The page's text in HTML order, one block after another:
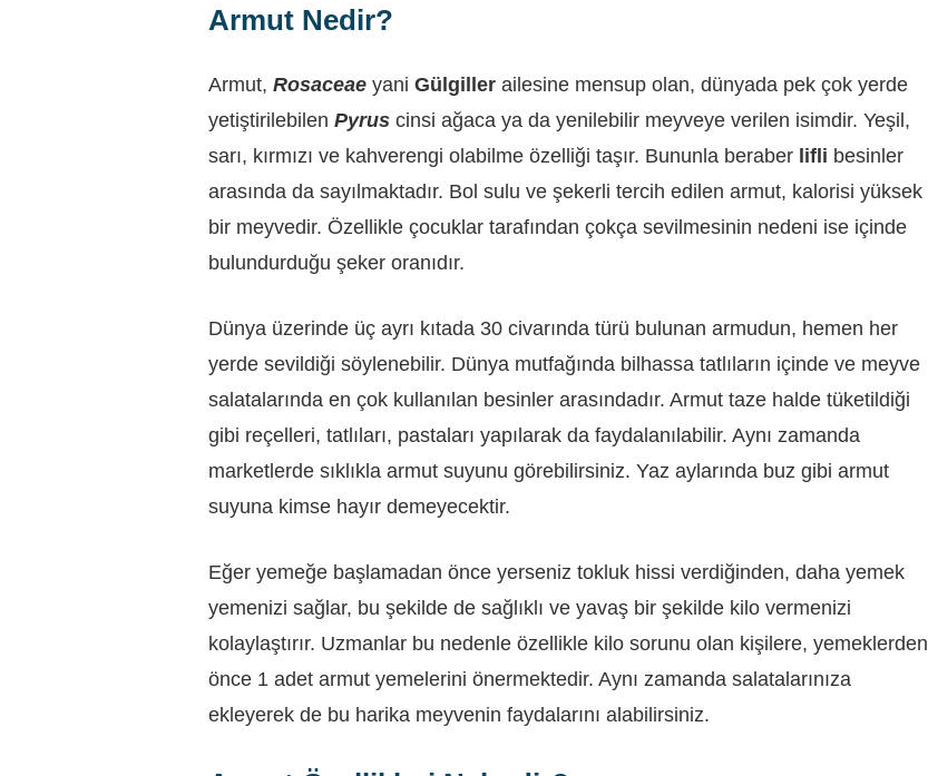
Armut Nedir?
Armut, Rosaceae yani Gülgiller ailesine mensup olan, dünyada pek çok yerde
yetiştirilebilen Pyrus cinsi ağaca ya da yenilebilir meyveye verilen isimdir. Yeşil,
sarı, kırmızı ve kahverengi olabilme özelliği taşır. Bununla beraber lifli besinler
arasında da sayılmaktadır. Bol sulu ve şekerli tercih edilen armut, kalorisi yüksek
bir meyvedir. Özellikle çocuklar tarafından çokça sevilmesinin nedeni ise içinde
bulundurduğu şeker oranıdır.
Dünya üzerinde üç ayrı kıtada 30 civarında türü bulunan armudun, hemen her
yerde sevildiği söylenebilir. Dünya mutfağında bilhassa tatlıların içinde ve meyve
salatalarında en çok kullanılan besinler arasındadır. Armut taze halde tüketildiği
gibi reçelleri, tatlıları, pastaları yapılarak da faydalanılabilir. Aynı zamanda
marketlerde sıklıkla armut suyunu görebilirsiniz. Yaz aylarında buz gibi armut
suyuna kimse hayır demeyecektir.
Eğer yemeğe başlamadan önce yerseniz tokluk hissi verdiğinden, daha yemek
yemenizi sağlar, bu şekilde de sağlıklı ve yavaş bir şekilde kilo vermenizi
kolaylaştırır. Uzmanlar bu nedenle özellikle kilo sorunu olan kişilere, yemeklerden
önce 1 adet armut yemelerini önermektedir. Aynı zamanda salatalarınıza
ekleyerek de bu harika meyvenin faydalarını alabilirsiniz.